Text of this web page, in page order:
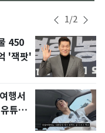
1/2
450
'잭팟'
행서
튜브